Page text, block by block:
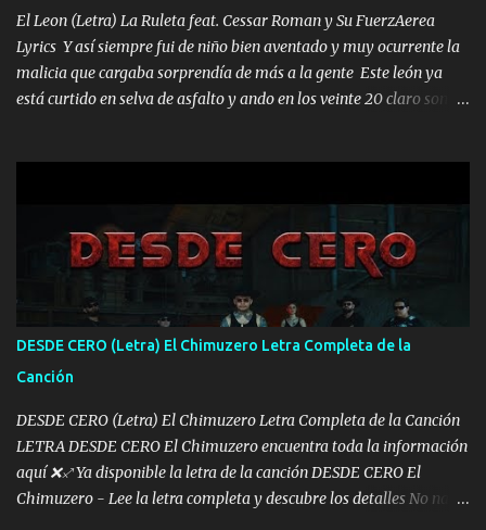
los HERMANOS un cerebro inteligente y com...
El Leon (Letra) La Ruleta feat. Cessar Roman y Su FuerzAerea
Lyrics Y así siempre fui de niño bien aventado y muy ocurrente la
malicia que cargaba sorprendía de más a la gente Este león ya
está curtido en selva de asfalto y ando en los veinte 20 claro son
pa más pues hay charola les voy a dar hasta topar pues no hay de
otra Música Surcando bien mi camino voy por mi línea no veo a
los lados aquel que no corre vuela no se me duerm voy chicoteado
Ya pasé varias hazañas ya tienen rato que me agarran el colmillo
de este León los estatales no sé esperaron Al tiro esta la PrimiZa
también la nueve que cargo al lado doy la mano al que su amigo y
al traicionero damos pa abajo Y No me paran aquí hay pa más
pues hay charola les voy a dar hasta topar pues no hay de otra...
DESDE CERO (Letra) El Chimuzero Letra Completa de la
Canción
DESDE CERO (Letra) El Chimuzero Letra Completa de la Canción
LETRA DESDE CERO El Chimuzero encuentra toda la información
aquí ❌♐ Ya disponible la letra de la canción DESDE CERO El
Chimuzero - Lee la letra completa y descubre los detalles No nací